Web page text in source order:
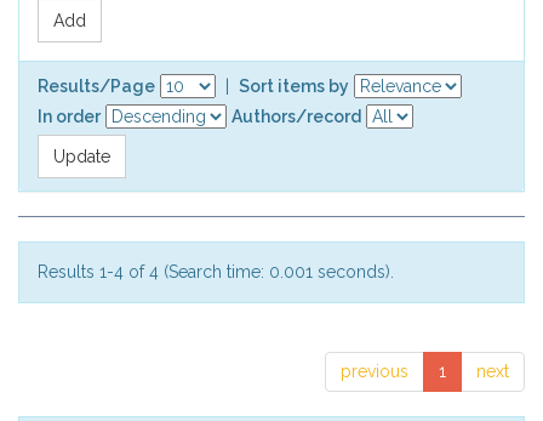
Results/Page
Sort items by
In order
Authors/record
Results 1-4 of 4 (Search time: 0.001 seconds).
previous 1 next